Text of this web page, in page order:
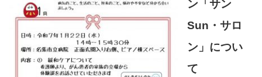
ン「サン
Sun・サロ
ン」につい
て